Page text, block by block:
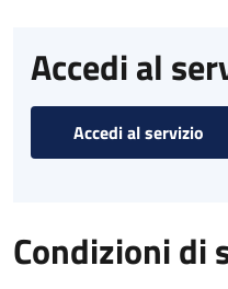
Accedi al
Accedi al servizio
Condizioni di